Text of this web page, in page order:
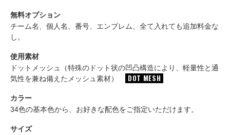
無料オプション
チーム名、個人名、番号、エンブレム、全て入れても追加料金な
し。
使用素材
ドットメッシュ（特殊のドット状の凹凸構造により、軽量性と通
気性を兼ね備えたメッシュ素材）
DOT MESH
カラー
34色の基本色から、お好きな配色をご指定いただけます。
サイズ